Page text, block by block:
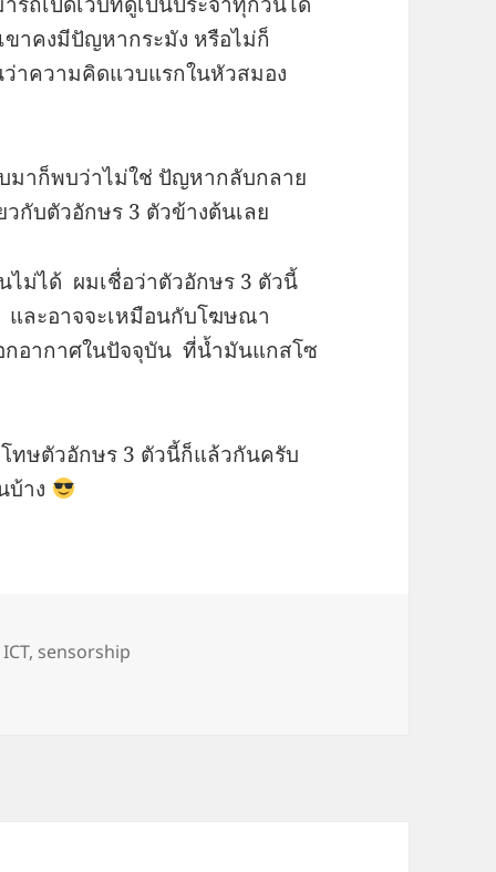
ขาคงมีปัญหากระมัง หรือไม่ก็
าความคิดแวบแรกในหัวสมอง
มาก็พบว่าไม่ใช่ ปัญหากลับกลาย
กับตัวอักษร 3 ตัวข้างต้นเลย
ไม่ได้ ผมเชื่อว่าตัวอักษร 3 ตัวนี้
และอาจจะเหมือนกับโฆษณา
อากาศในปัจจุบัน ที่น้ำมันแกสโซ
โทษตัวอักษร 3 ตัวนี้ก็แล้วกันครับ
บ้าง
ICT, sensorship